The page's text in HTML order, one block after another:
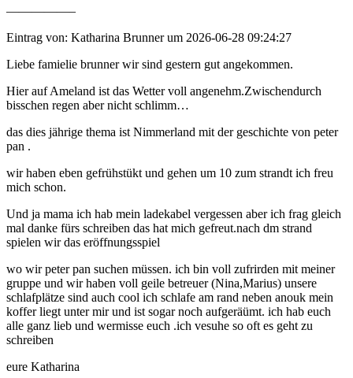
—————–
Eintrag von: Katharina Brunner um 2026-06-28 09:24:27
Liebe famielie brunner wir sind gestern gut angekommen.
Hier auf Ameland ist das Wetter voll angenehm.Zwischendurch
bisschen regen aber nicht schlimm…
das dies jährige thema ist Nimmerland mit der geschichte von peter
pan .
wir haben eben gefrühstükt und gehen um 10 zum strandt ich freu
mich schon.
Und ja mama ich hab mein ladekabel vergessen aber ich frag gleich
mal danke fürs schreiben das hat mich gefreut.nach dm strand
spielen wir das eröffnungsspiel
wo wir peter pan suchen müssen. ich bin voll zufrirden mit meiner
gruppe und wir haben voll geile betreuer (Nina,Marius) unsere
schlafplätze sind auch cool ich schlafe am rand neben anouk mein
koffer liegt unter mir und ist sogar noch aufgeräümt. ich hab euch
alle ganz lieb und wermisse euch .ich vesuhe so oft es geht zu
schreiben
eure Katharina